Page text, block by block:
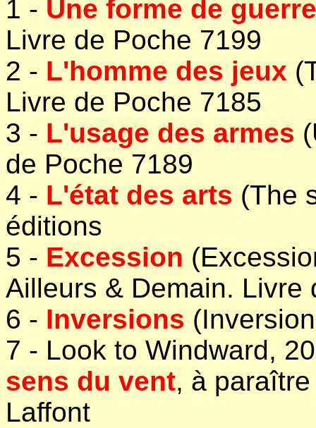
1 - Une forme de guerre
Livre de Poche 7199
2 - L'homme des jeux
Livre de Poche 7185
3 - L'usage des armes
de Poche 7189
4 - L'état des arts (The
éditions
5 - Excession
Ailleurs & Demain. Livre
6 - Inversions
7 - Look to Windward,
sens du vent, à
Laffont